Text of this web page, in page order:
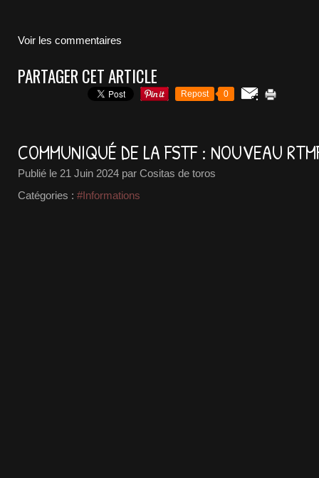
Voir les commentaires
PARTAGER CET ARTICLE
Repost 0
COMMUNIQUÉ DE LA FSTF : NOUVEAU
Publié le 21 Juin 2024 par Cositas de toros
Catégories : #Informations